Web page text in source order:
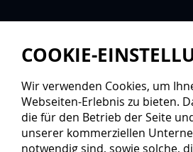
COOKIE-
Wir verwenden Cookies, um
Webseiten-Erlebnis zu bieten.
die für den Betrieb der Seite
unserer kommerziellen
notwendig sind, sowie solche,